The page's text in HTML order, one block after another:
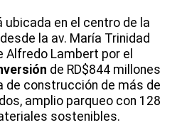
ubicada en el centro de la
la av. María Trinidad
Alfredo Lambert por el
de RD$844 millones
de construcción de más de
amplio parqueo con 128
sostenibles.